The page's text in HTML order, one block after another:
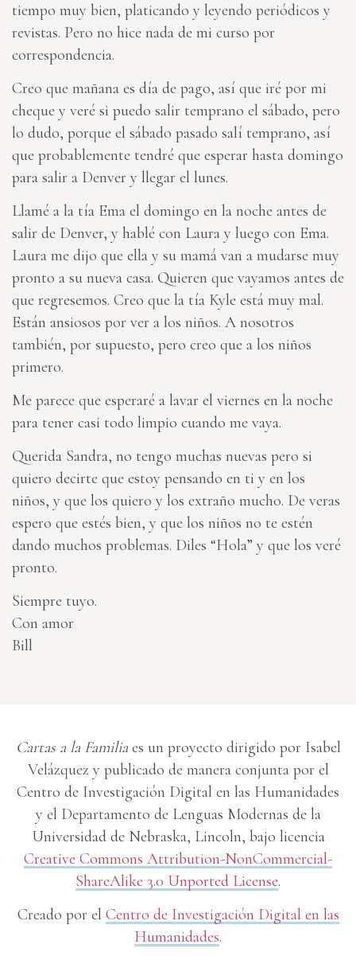
tiempo muy bien, platicando y leyendo periódicos y
revistas. Pero no hice nada de mi curso por
correspondencia.
Creo que mañana es día de pago, así que iré por mi
cheque y veré si puedo salir temprano el sábado, pero
lo dudo, porque el sábado pasado salí temprano, así
que probablemente tendré que esperar hasta domingo
para salir a Denver y llegar el lunes.
Llamé a la tía Ema el domingo en la noche antes de
salir de Denver, y hablé con Laura y luego con Ema.
Laura me dijo que ella y su mamá van a mudarse muy
pronto a su nueva casa. Quieren que vayamos antes de
que regresemos. Creo que la tía Kyle está muy mal.
Están ansiosos por ver a los niños. A nosotros
también, por supuesto, pero creo que a los niños
primero.
Me parece que esperaré a lavar el viernes en la noche
para tener casi todo limpio cuando me vaya.
Querida Sandra, no tengo muchas nuevas pero si
quiero decirte que estoy pensando en ti y en los
niños, y que los quiero y los extraño mucho. De veras
espero que estés bien, y que los niños no te estén
dando muchos problemas. Diles “Hola” y que los veré
pronto.
Siempre tuyo.
Con amor
Bill
Cartas a la Familiaes un proyecto dirigido por Isabel
Velázquez y publicado de manera conjunta por el
Centro de Investigación Digital en las Humanidades
y el Departamento de Lenguas Modernas de la
Universidad de Nebraska, Lincoln, bajo licencia
Creative Commons Attribution-NonCommercial-
ShareAlike 3.0 Unported License.
Creado por el Centro de Investigación Digital en las
Humanidades.